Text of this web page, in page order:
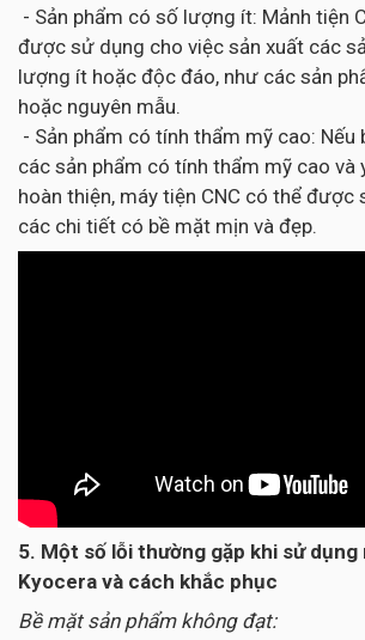
- Sản phẩm có số lượng ít: Mảnh tiện
được sử dụng cho việc sản xuất các
lượng ít hoặc độc đáo, như các sản
hoặc nguyên mẫu.
- Sản phẩm có tính thẩm mỹ cao: Nếu
các sản phẩm có tính thẩm mỹ cao và
hoàn thiện, máy tiện CNC có thể được
các chi tiết có bề mặt mịn và đẹp.
5. Một số lỗi thường gặp khi sử dụng
Kyocera và cách khắc phục
Bề mặt sản phẩm không đạt: